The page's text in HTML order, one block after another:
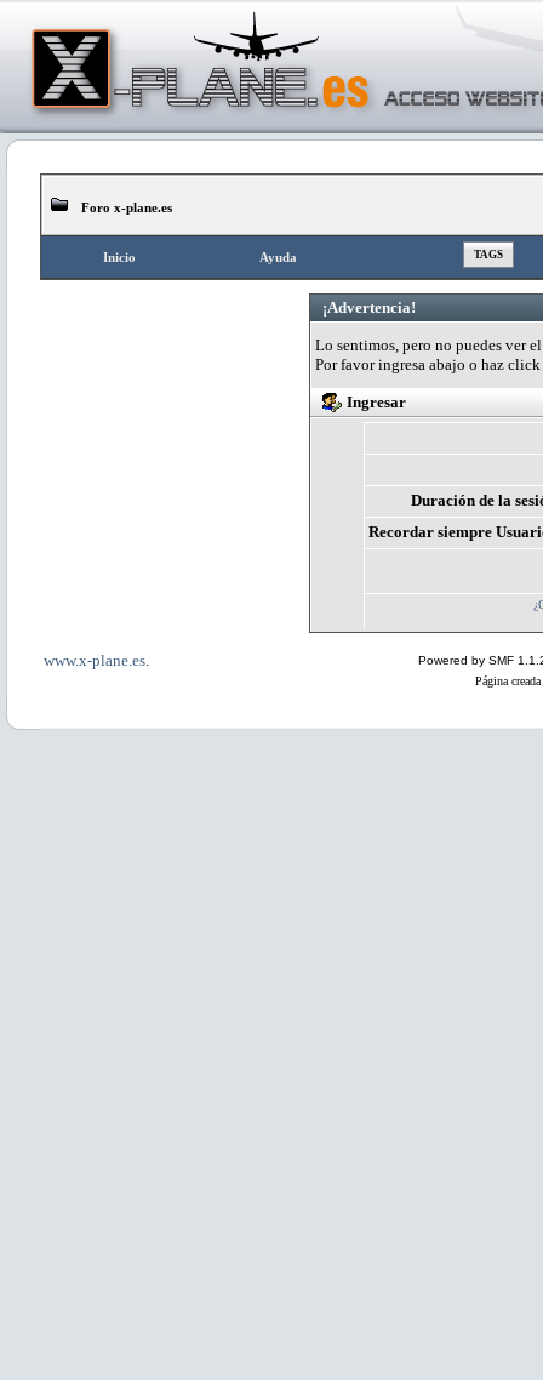
Foro x-plane.es
Inicio Ayuda TAGS
¡Advertencia!
Lo sentimos, pero no puedes ver
Por favor ingresa abajo o haz click
Ingresar
Duración de la
Recordar siempre
www.x-plane.es
Powered by SMF
Página